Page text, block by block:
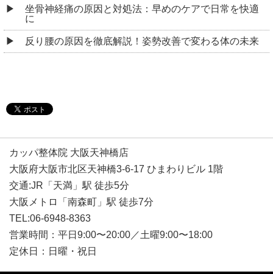
坐骨神経痛の原因と対処法：早めのケアで日常を快適
に
反り腰の原因を徹底解説！姿勢改善で変わる体の未来
カッパ整体院 大阪天神橋店
大阪府大阪市北区天神橋3-6-17 ひまわりビル 1階
交通:JR「天満」駅 徒歩5分
大阪メトロ「南森町」駅 徒歩7分
TEL:06-6948-8363
営業時間：平日9:00〜20:00／土曜9:00〜18:00
定休日：日曜・祝日